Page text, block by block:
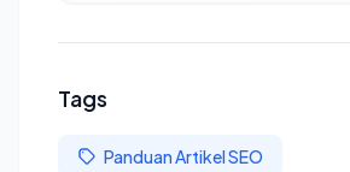
Tags
Panduan Artikel SEO